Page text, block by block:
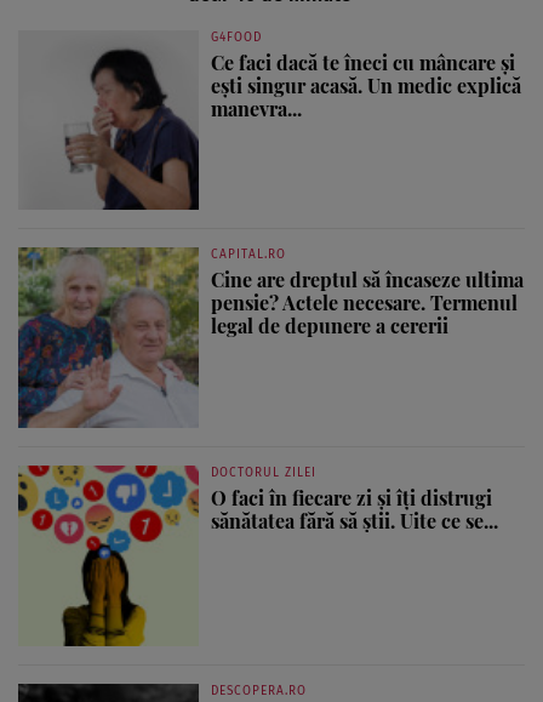
G4FOOD
Ce faci dacă te îneci cu mâncare și
ești singur acasă. Un medic explică
manevra...
CAPITAL.RO
Cine are dreptul să încaseze ultima
pensie? Actele necesare. Termenul
legal de depunere a cererii
DOCTORUL ZILEI
O faci în fiecare zi și îți distrugi
sănătatea fără să știi. Uite ce se...
DESCOPERA.RO